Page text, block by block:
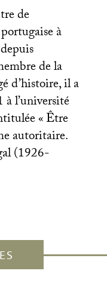
de
à
de la
d’histoire, il a
l’université
«Être
autoritaire.
(1926-